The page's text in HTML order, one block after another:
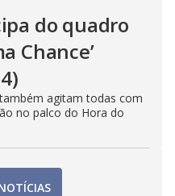
do quadro
Chance’
agitam todas com
no palco do Hora do